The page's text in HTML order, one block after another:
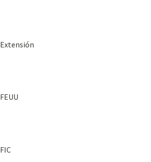
Extensión
FEUU
FIC